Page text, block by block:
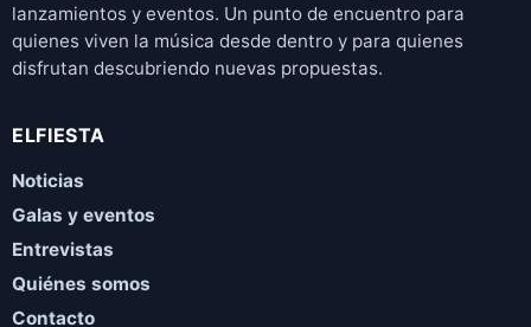
lanzamientos y eventos. Un punto de encuentro para
quienes viven la música desde dentro y para quienes
disfrutan descubriendo nuevas propuestas.
ELFIESTA
Noticias
Galas y eventos
Entrevistas
Quiénes somos
Contacto